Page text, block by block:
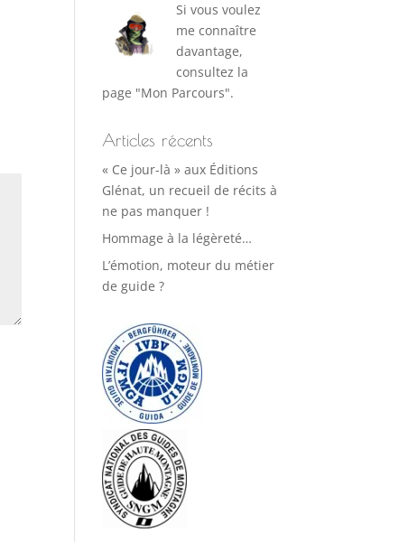
Si vous voulez
me connaître
davantage,
consultez la
page "Mon Parcours".
Articles récents
« Ce jour-là » aux Éditions
Glénat, un recueil de récits à
ne pas manquer !
Hommage à la légèreté…
L’émotion, moteur du métier
de guide ?